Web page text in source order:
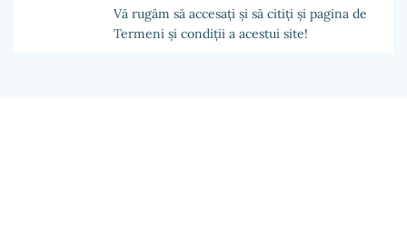
Vă rugăm să accesați și să citiți și pagina de
Termeni și condiții a acestui site!